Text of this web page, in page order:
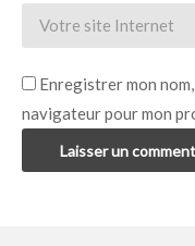
Enregistrer mon
navigateur pour mon